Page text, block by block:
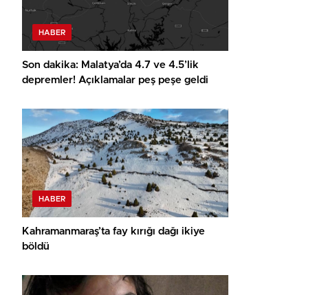
HABER
Son dakika: Malatya’da 4.7 ve 4.5’lik
depremler! Açıklamalar peş peşe geldi
HABER
Kahramanmaraş’ta fay kırığı dağı ikiye
böldü